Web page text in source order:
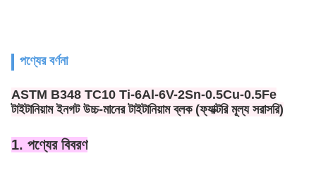
পণ্যের বর্ণনা
ASTM B348 TC10 Ti-6Al-6V-2Sn-0.5Cu-0.5Fe
টাইটানিয়াম ইনগট উচ্চ-মানের টাইটানিয়াম ব্লক (ফ্যাক্টরি মূল্য সরাসরি)
1. পণ্যের বিবরণ